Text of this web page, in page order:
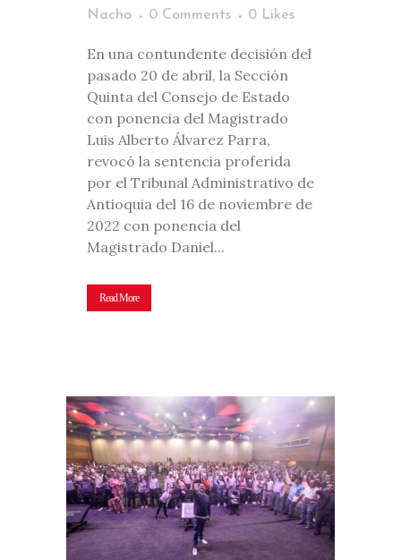
Nacho
0 Comments 0 Likes
En una contundente decisión del
pasado 20 de abril, la Sección
Quinta del Consejo de Estado
con ponencia del Magistrado
Luis Alberto Álvarez Parra,
revocó la sentencia proferida
por el Tribunal Administrativo de
Antioquia del 16 de noviembre de
2022 con ponencia del
Magistrado Daniel...
Read More